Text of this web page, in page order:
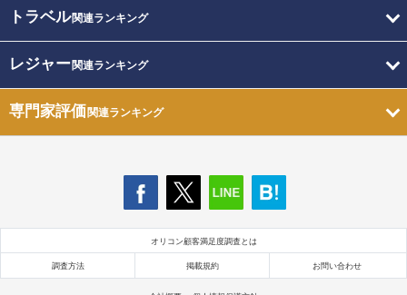
トラベル関連ランキング
レジャー関連ランキング
専門家評価関連ランキング
オリコン顧客満足度調査とは
調査方法 掲載規約 お問い合わせ